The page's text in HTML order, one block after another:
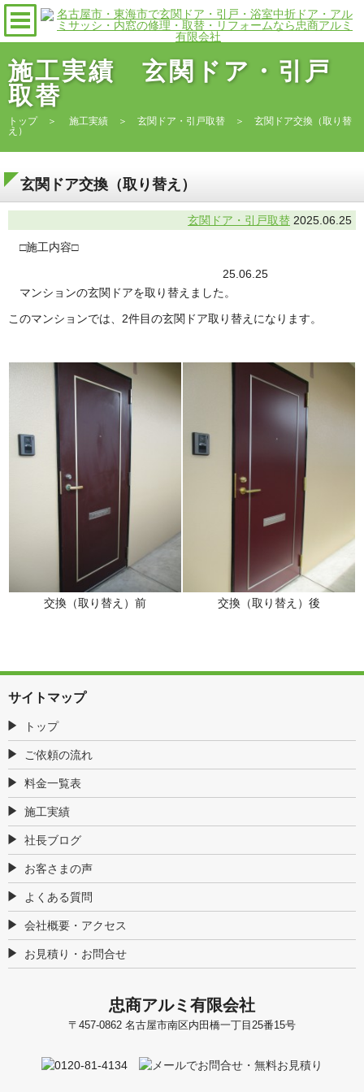
施工実績 玄関ドア・引戸
取替
トップ＞ 施工実績 ＞ 玄関ドア・引戸取替 ＞ 玄関ドア交換（取り替
え）
玄関ドア交換（取り替え）
玄関ドア・引戸取替 2025.06.25
□施工内容□
25.06.25
マンションの玄関ドアを取り替えました。
このマンションでは、2件目の玄関ドア取り替えになります。
交換（取り替え）前 交換（取り替え）後
サイトマップ
トップ
ご依頼の流れ
料金一覧表
施工実績
社長ブログ
お客さまの声
よくある質問
会社概要・アクセス
お見積り・お問合せ
忠商アルミ有限会社
〒457-0862 名古屋市南区内田橋一丁目25番15号